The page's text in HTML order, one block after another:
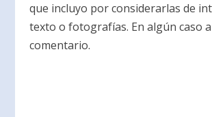
que incluyo por considerarlas de
texto o fotografías. En algún caso
comentario.